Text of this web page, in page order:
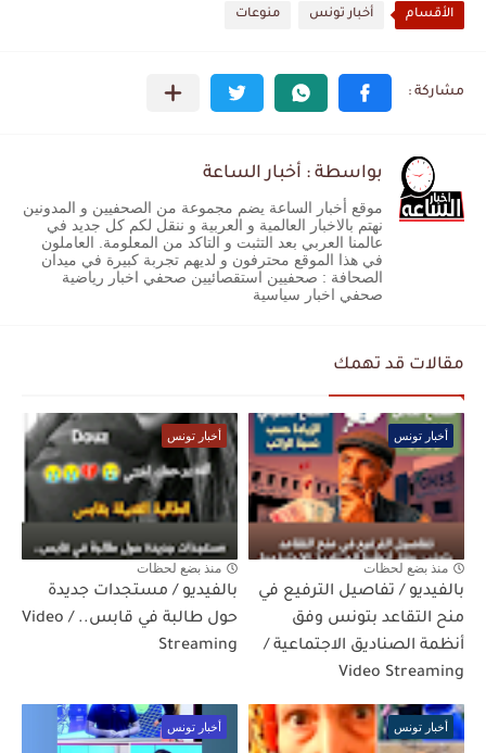
الأقسام أخبار تونس منوعات
بواسطة : أخبار الساعة
موقع أخبار الساعة يضم مجموعة من الصحفيين و المدونين
نهتم بالاخبار العالمية و العربية و ننقل لكم كل جديد في
عالمنا العربي بعد التثبت و التاكد من المعلومة. العاملون
في هذا الموقع محترفون و لديهم تجربة كبيرة في ميدان
الصحافة : صحفيين استقصائيين صحفي اخبار رياضية
صحفي اخبار سياسية
مقالات قد تهمك
أخبار تونس
منذ بضع لحظات
بالفيديو / تفاصيل الترفيع في
منح التقاعد بتونس وفق
أنظمة الصناديق الاجتماعية /
Video Streaming
أخبار تونس
منذ بضع لحظات
بالفيديو / مستجدات جديدة
حول طالبة في قابس.. / Video
Streaming
أخبار تونس أخبار تونس